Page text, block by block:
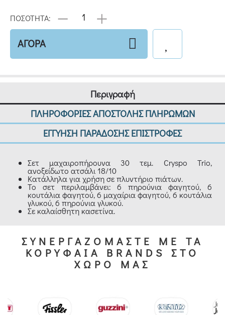
ΠΟΣΟΤΗΤΑ:
ΑΓΟΡΑ
Περιγραφή
ΠΛΗΡΟΦΟΡΙΕΣ ΑΠΟΣΤΟΛΗΣ ΠΛΗΡΩΜΩΝ
ΕΓΓΥΗΣΗ ΠΑΡΑΔΟΣΗΣ ΕΠΙΣΤΡΟΦΕΣ
Σετ μαχαιροπήρουνα 30 τεμ. Cryspo Trio,
ανοξείδωτο ατσάλι 18/10
Κατάλληλα για χρήση σε πλυντήριο πιάτων.
Το σετ περιλαμβάνει: 6 πηρούνια φαγητού, 6
κουτάλια φαγητού, 6 μαχαίρια φαγητού, 6 κουτάλια
γλυκού, 6 πηρούνια γλυκού.
Σε καλαίσθητη κασετίνα.
ΣΥΝΕΡΓΑΖΟΜΑΣΤΕ ΜΕ ΤΑ
ΚΟΡΥΦΑΙΑ BRANDS ΣΤΟ
ΧΩΡΟ ΜΑΣ